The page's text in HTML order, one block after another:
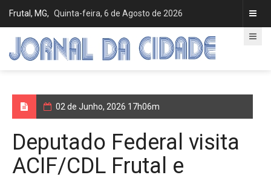
Frutal, MG, Quinta-feira, 6 de Agosto de 2026
02 de Junho, 2026 17h06m
Deputado Federal visita
ACIF/CDL Frutal e